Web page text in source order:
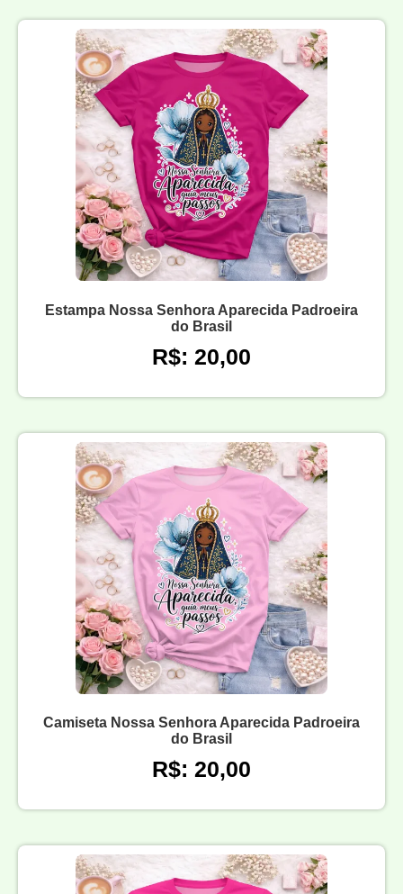
Estampa Nossa Senhora Aparecida Padroeira
do Brasil
R$: 20,00
Camiseta Nossa Senhora Aparecida Padroeira
do Brasil
R$: 20,00